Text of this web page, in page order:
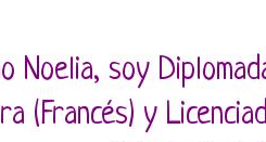
Noelia, soy
(Francés) y